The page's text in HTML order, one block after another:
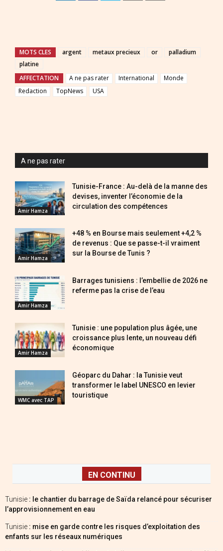
MOTS CLES argent metaux precieux or
palladium
platine
AFFECTATION
A ne pas rater International
Monde
Redaction
TopNews USA
A ne pas rater
Amir Hamza
Tunisie-France : Au-delà de la manne des
devises, inventer l’économie de la
circulation des compétences
Amir Hamza
+48 % en Bourse mais seulement +4,2 %
de revenus : Que se passe-t-il vraiment
sur la Bourse de Tunis ?
Amir Hamza
Barrages tunisiens : l’embellie de 2026 ne
referme pas la crise de l’eau
Amir Hamza
Tunisie : une population plus âgée, une
croissance plus lente, un nouveau défi
économique
WMC avec TAP
Géoparc du Dahar : la Tunisie veut
transformer le label UNESCO en levier
touristique
EN CONTINU
Tunisie : le chantier du barrage de Saïda relancé pour sécuriser
l’approvisionnement en eau
Tunisie : mise en garde contre les risques d’exploitation des
enfants sur les réseaux numériques